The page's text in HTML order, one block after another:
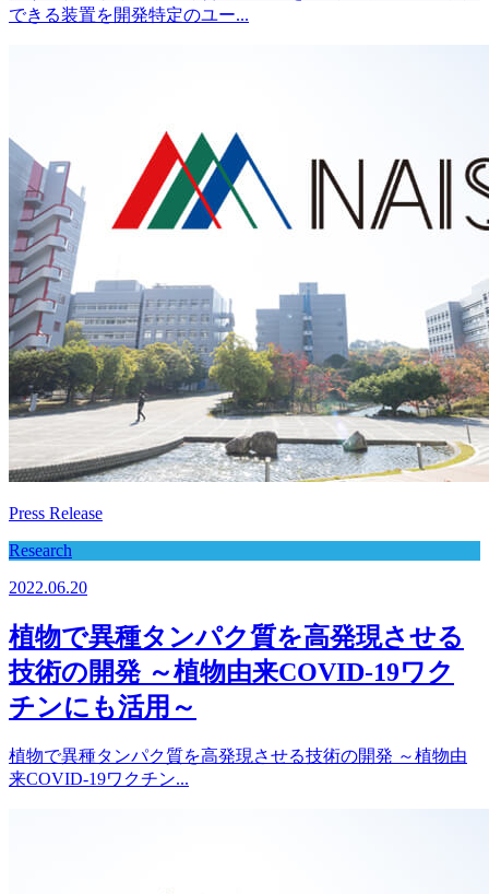
できる装置を開発特定のユー...
Press Release
Research
2022.06.20
植物で異種タンパク質を高発現させる
技術の開発 ～植物由来COVID-19ワク
チンにも活用～
植物で異種タンパク質を高発現させる技術の開発 ～植物由
来COVID-19ワクチン...